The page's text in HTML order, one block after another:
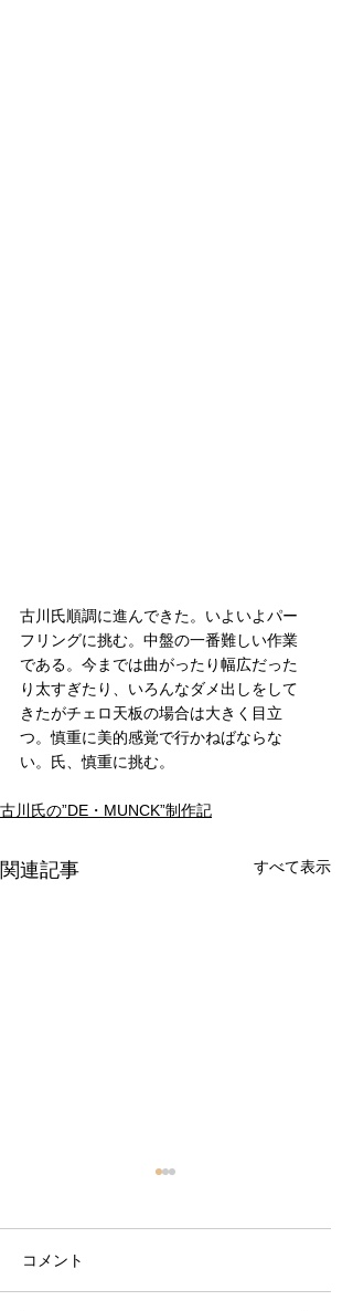
古川氏順調に進んできた。いよいよパー
フリングに挑む。中盤の一番難しい作業
である。今までは曲がったり幅広だった
り太すぎたり、いろんなダメ出しをして
きたがチェロ天板の場合は大きく目立
つ。慎重に美的感覚で行かねばならな
い。氏、慎重に挑む。
古川氏の”DE・MUNCK”制作記
関連記事 すべて表示
コメント